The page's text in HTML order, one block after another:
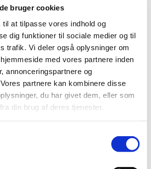
bruger cookies
at tilpasse vores indhold og
dig funktioner til sociale medier og til
trafik. Vi deler også oplysninger om
med vores partnere inden
annonceringspartnere og
partnere kan kombinere disse
du har givet dem, eller som
din brug af deres tjenester.